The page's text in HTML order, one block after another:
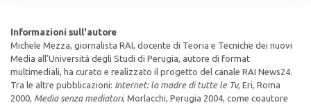
Informazioni sull'autore
Michele Mezza, giornalista RAI, docente di Teoria e Tecniche dei nuovi
Media all’Università degli Studi di Perugia, autore di format
multimediali, ha curato e realizzato il progetto del canale RAI News24.
Tra le altre pubblicazioni: Internet: la madre di tutte le Tv, Eri, Roma
2000, Media senza mediatori, Morlacchi, Perugia 2004, come coautore